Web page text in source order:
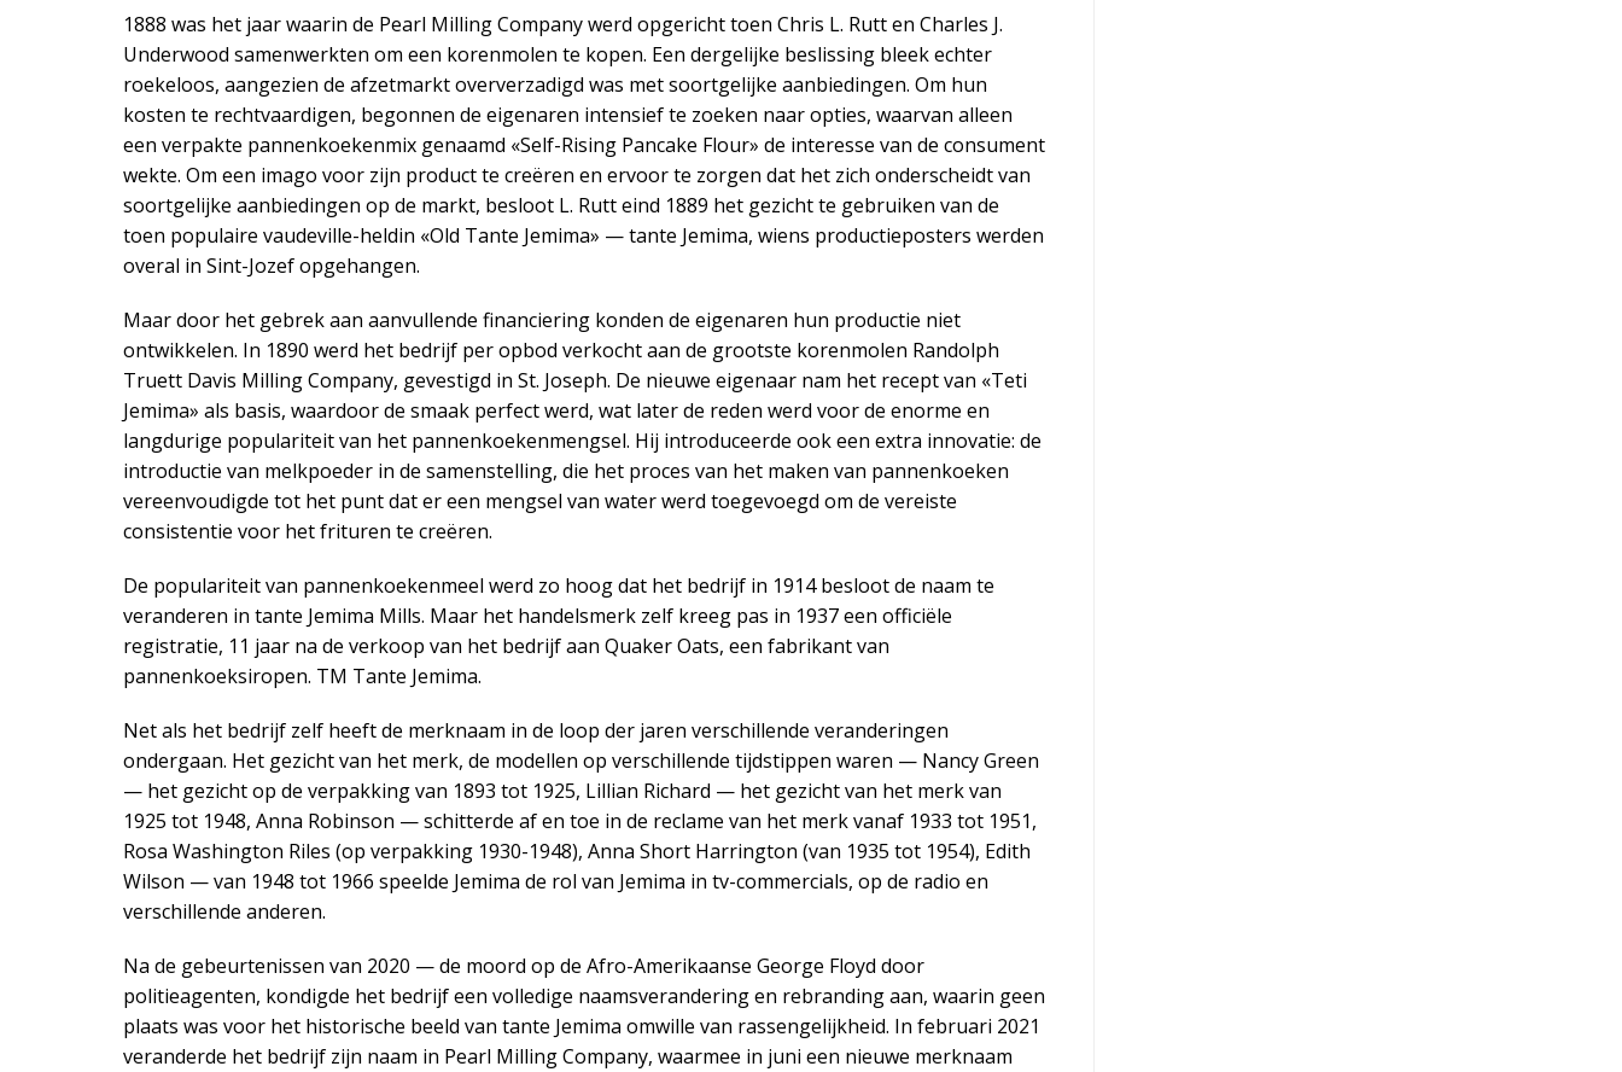
1888 was het jaar waarin de Pearl Milling Company werd opgericht toen Chris L. Rutt en Charles J.
Underwood samenwerkten om een ​​korenmolen te kopen. Een dergelijke beslissing bleek echter
roekeloos, aangezien de afzetmarkt oververzadigd was met soortgelijke aanbiedingen. Om hun
kosten te rechtvaardigen, begonnen de eigenaren intensief te zoeken naar opties, waarvan alleen
een verpakte pannenkoekenmix genaamd «Self-Rising Pancake Flour» de interesse van de consument
wekte. Om een ​​imago voor zijn product te creëren en ervoor te zorgen dat het zich onderscheidt van
soortgelijke aanbiedingen op de markt, besloot L. Rutt eind 1889 het gezicht te gebruiken van de
toen populaire vaudeville-heldin «Old Tante Jemima» — tante Jemima, wiens productieposters werden
overal in Sint-Jozef opgehangen.
Maar door het gebrek aan aanvullende financiering konden de eigenaren hun productie niet
ontwikkelen. In 1890 werd het bedrijf per opbod verkocht aan de grootste korenmolen Randolph
Truett Davis Milling Company, gevestigd in St. Joseph. De nieuwe eigenaar nam het recept van «Teti
Jemima» als basis, waardoor de smaak perfect werd, wat later de reden werd voor de enorme en
langdurige populariteit van het pannenkoekenmengsel. Hij introduceerde ook een extra innovatie: de
introductie van melkpoeder in de samenstelling, die het proces van het maken van pannenkoeken
vereenvoudigde tot het punt dat er een mengsel van water werd toegevoegd om de vereiste
consistentie voor het frituren te creëren.
De populariteit van pannenkoekenmeel werd zo hoog dat het bedrijf in 1914 besloot de naam te
veranderen in tante Jemima Mills. Maar het handelsmerk zelf kreeg pas in 1937 een officiële
registratie, 11 jaar na de verkoop van het bedrijf aan Quaker Oats, een fabrikant van
pannenkoeksiropen. ТМ Tante Jemima.
Net als het bedrijf zelf heeft de merknaam in de loop der jaren verschillende veranderingen
ondergaan. Het gezicht van het merk, de modellen op verschillende tijdstippen waren — Nancy Green
— het gezicht op de verpakking van 1893 tot 1925, Lillian Richard — het gezicht van het merk van
1925 tot 1948, Anna Robinson — schitterde af en toe in de reclame van het merk vanaf 1933 tot 1951,
Rosa Washington Riles (op verpakking 1930-1948), Anna Short Harrington (van 1935 tot 1954), Edith
Wilson — van 1948 tot 1966 speelde Jemima de rol van Jemima in tv-commercials, op de radio en
verschillende anderen.
Na de gebeurtenissen van 2020 — de moord op de Afro-Amerikaanse George Floyd door
politieagenten, kondigde het bedrijf een volledige naamsverandering en rebranding aan, waarin geen
plaats was voor het historische beeld van tante Jemima omwille van rassengelijkheid. In februari 2021
veranderde het bedrijf zijn naam in Pearl Milling Company, waarmee in juni een nieuwe merknaam